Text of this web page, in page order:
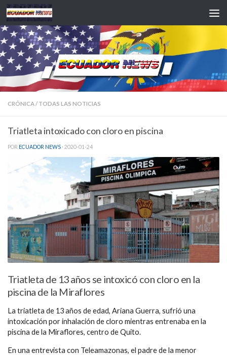
Saltar al contenido
CRÓNICA/ TODAS LAS NOTICIAS
Triatleta intoxicado con cloro en piscina
POR ECUADOR NEWS · 2020-01-24
Triatleta de 13 años se intoxicó con cloro en la
piscina de la Miraflores
La triatleta de 13 años de edad, Ariana Guerra, sufrió una
intoxicación por inhalación de cloro mientras entrenaba en la
piscina de la Miraflores, centro de Quito.
En una entrevista con Teleamazonas, el padre de la menor